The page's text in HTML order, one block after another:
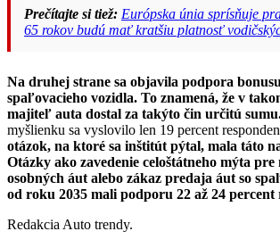
Prečítajte si tiež: Európska únia sprísňuje
65 rokov budú mať kratšiu platnosť
Na druhej strane sa objavila podpora
spaľovacieho vozidla. To znamená, že v
majiteľ auta dostal za takýto čin určitú
myšlienku sa vyslovilo len 19 percent
otázok, na ktoré sa inštitút pýtal, mala táto
Otázky ako zavedenie celoštátneho mýta
osobných áut alebo zákaz predaja áut so
od roku 2035 mali podporu 22 až 24 percent
Redakcia Auto trendy.